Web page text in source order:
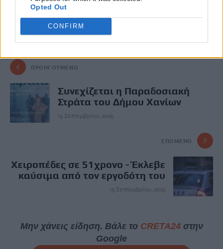
Opted Out
CONFIRM
ΜΑΝΩΛΗΣ ΧΝΑΡΗΣ
ΠΡΟΗΓΟΎΜΕΝΟ
Συνεχίζεται η Παραδοσιακή
Στράτα του Δήμου Χανίων
15 Σεπτεμβρίου, 2025
ΕΠΌΜΕΝΟ
Χειροπέδες σε 51χρονο - Έκλεβε
καύσιμα από τον εργοδότη του
15 Σεπτεμβρίου, 2025
Μην χάνεις είδηση. Βάλε το CRETA24στην
Google